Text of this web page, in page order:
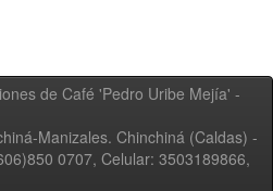
de Café 'Pedro Uribe Mejía' -
Manizales. Chinchiná (Caldas) -
0707, Celular: 3503189866,